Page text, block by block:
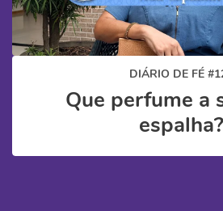
DIÁRIO DE FÉ
Que perfume a
espalha?